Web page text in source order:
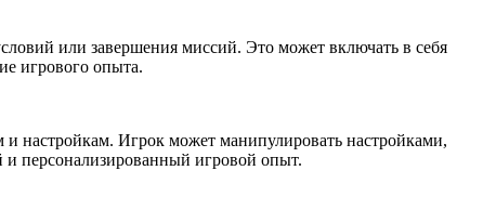
или завершения миссий. Это может включать в себя
игрового опыта.
настройкам. Игрок может манипулировать настройками,
и персонализированный игровой опыт.